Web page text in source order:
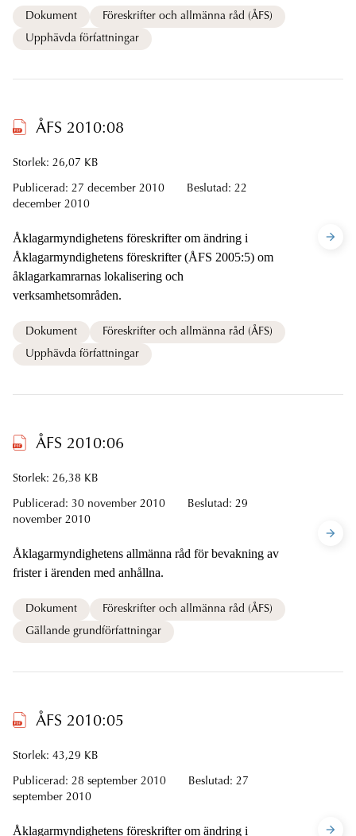
Dokument
Föreskrifter och allmänna råd (ÅFS)
Upphävda författningar
ÅFS 2010:08
Storlek: 26,07 KB
Publicerad: 27 december 2010 Beslutad: 22
december 2010
Åklagarmyndighetens föreskrifter om ändring i
Åklagarmyndighetens föreskrifter (ÅFS 2005:5) om
åklagarkamrarnas lokalisering och
verksamhetsområden.
Dokument
Föreskrifter och allmänna råd (ÅFS)
Upphävda författningar
ÅFS 2010:06
Storlek: 26,38 KB
Publicerad: 30 november 2010 Beslutad: 29
november 2010
Åklagarmyndighetens allmänna råd för bevakning av
frister i ärenden med anhållna.
Dokument
Föreskrifter och allmänna råd (ÅFS)
Gällande grundförfattningar
ÅFS 2010:05
Storlek: 43,29 KB
Publicerad: 28 september 2010 Beslutad: 27
september 2010
Åklagarmyndighetens föreskrifter om ändring i